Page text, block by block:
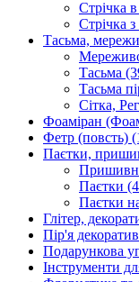
Стрічка
Стрічка
Тасьма,
Тасьма
Тасьма
Сітка,
Фоаміран
Фетр (повсть)
Паєтки,
Паєтки
Паєтки
Глітер,
Пір'я
Подарункова
Інструменти